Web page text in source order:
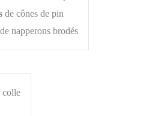
de cônes de pin
de napperons brodés
colle